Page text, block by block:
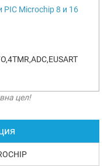
Microchip 8 и 16
цел!